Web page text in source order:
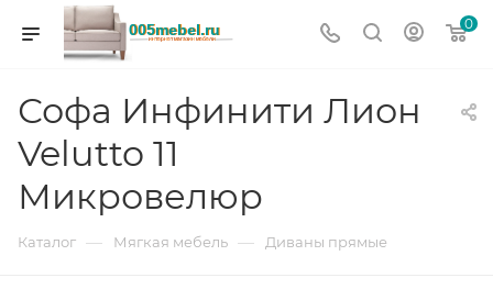
0
Софа Инфинити Лион
Velutto 11
Микровелюр
Каталог — Мягкая мебель — Диваны прямые